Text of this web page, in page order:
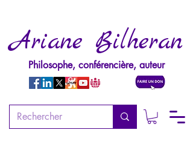
Ariane Bilheran
Philosophe, conférencière, auteur